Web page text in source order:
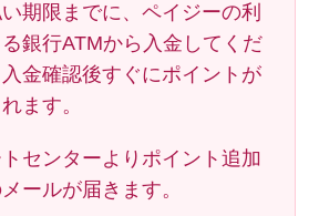
期限までに、ペイジーの利
銀行ATMから入金してくだ
金確認後すぐにポイントが
ます。
センターよりポイント追加
ールが届きます。